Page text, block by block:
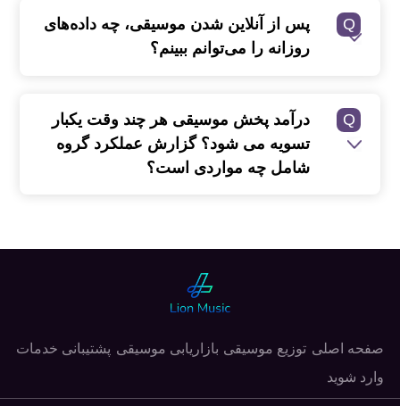
Q
پس از آنلاین شدن موسیقی، چه داده‌های
روزانه را می‌توانم ببینم؟
Q
درآمد پخش موسیقی هر چند وقت یکبار
تسویه می شود؟ گزارش عملکرد گروه
شامل چه مواردی است؟
صفحه اصلی توزیع موسیقی بازاریابی موسیقی پشتیبانی خدمات
وارد شوید